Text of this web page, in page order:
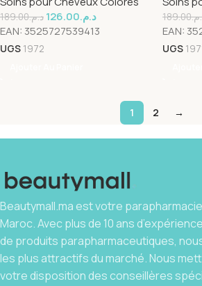
د.م.189.00 د.م.126.00
EAN: 3525727539413
UGS 1972
189.00
EAN:
UGS
1 2 →
Beautymall.ma est votre
Maroc. Avec plus de 10 ans
de produits parapharmaceutiques,
les plus attractifs du marché. Nous
votre disposition des conseillères